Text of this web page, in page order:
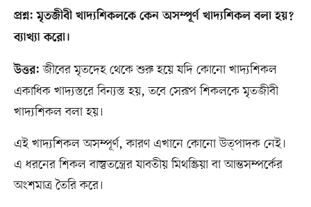
প্রশ্ন: মৃতজীবী খাদ্যশিকলকে কেন অসম্পূর্ণ খাদ্যশিকল বলা হয়?
ব্যাখ্যা করো।
উত্তর:জীবের মৃতদেহ থেকে শুরু হয়ে যদি কোনো খাদ্যশিকল
একাধিক খাদ্যস্তরে বিন্যস্ত হয়, তবে সেরূপ শিকলকে মৃতজীবী
খাদ্যশিকল বলা হয়।
এই খাদ্যশিকল অসম্পূর্ণ, কারণ এখানে কোনো উত্পাদক নেই।
এ ধরনের শিকল বাস্তুতন্ত্রের যাবতীয় মিথস্ক্রিয়া বা আন্তসম্পর্কের
অংশমাত্র তৈরি করে।